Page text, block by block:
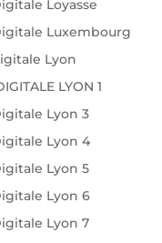
Loyasse
Luxembourg
Lyon
LYON 1
Lyon 3
Lyon 4
Lyon 5
Lyon 6
Lyon 7